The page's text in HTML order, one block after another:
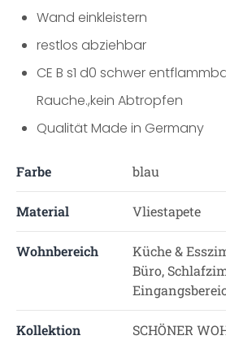
Wand einkleistern
restlos abziehbar
CE B s1 d0 schwer
Rauche.,kein Abtropfen
Qualität Made in Germany
Farbe blau
Material Vliestapete
Wohnbereich
Küche &
Büro,
Kollektion
SCHÖNER